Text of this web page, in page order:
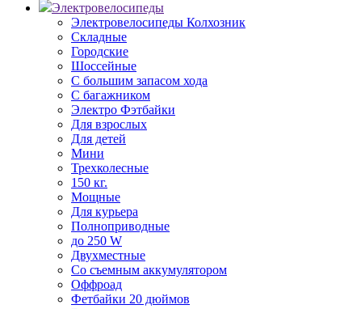
Электровелосипеды
Электровелосипеды Колхозник
Складные
Городские
Шоссейные
С большим запасом хода
С багажником
Электро Фэтбайки
Для взрослых
Для детей
Мини
Трехколесные
150 кг.
Мощные
Для курьера
Полноприводные
до 250 W
Двухместные
Со съемным аккумулятором
Оффроад
Фетбайки 20 дюймов